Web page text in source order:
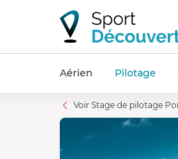
Aérien Pilotage
Voir Stage de pilotage